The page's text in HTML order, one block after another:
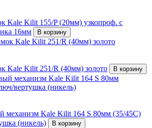
Kale Kilit 155/P (20мм) узкопроф. с
16мм
В корзину
Kale Kilit 251/R (40мм) золото
В корзину
механизм Kale Kilit 164 S 80мм (35/45C)
(никель)
В корзину